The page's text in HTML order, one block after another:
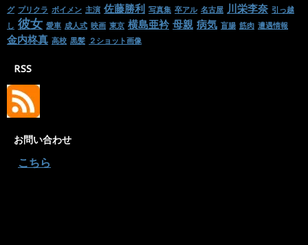
グ プリクラ ボイメン 主演 佐藤勝利 写真集 卒アル 名古屋 川栄李奈 引っ越
し 彼女 愛車 成人式 映画 東京 横島亜衿 母親 病気 盲腸 筋肉 遭遇情報
金内柊真 高校 黒髪 ２ショット画像
RSS
お問い合わせ
こちら